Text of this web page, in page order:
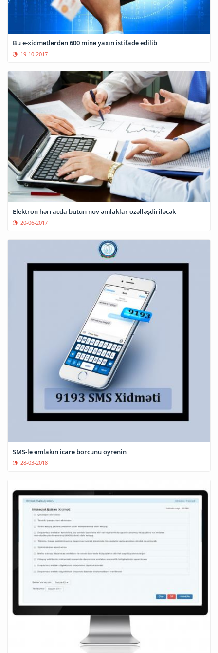
Bu e-xidmətlərdən 600 minə yaxın istifadə edilib
19-10-2017
Elektron hərracda bütün növ əmlaklar özəlləşdiriləcək
20-06-2017
SMS-lə əmlakın icarə borcunu öyrənin
28-03-2018